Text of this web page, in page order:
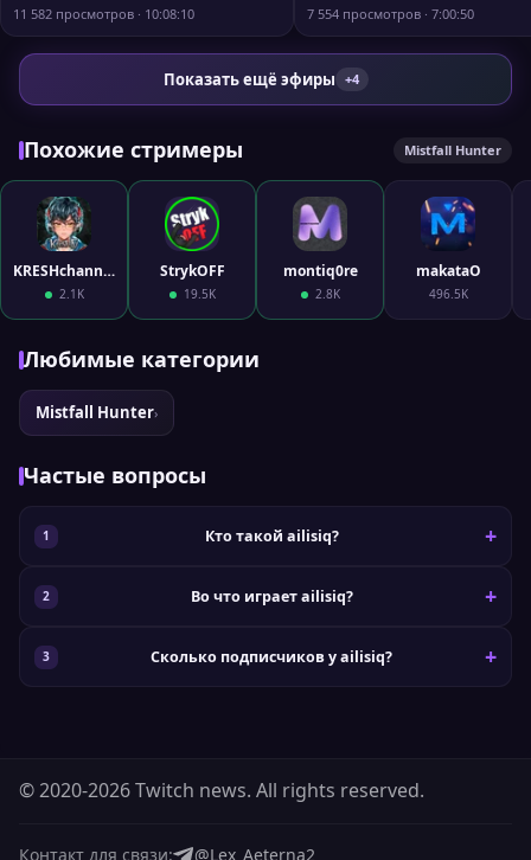
11 582 просмотров · 10:08:10 7 554 просмотров · 7:00:50
Показать ещё эфиры +4
Похожие стримеры Mistfall Hunter
KRESHchannel
2.1K
StrykOFF
19.5K
montiq0re
2.8K
makataO
496.5K
Любимые категории
Mistfall Hunter›
Частые вопросы
Кто такой ailisiq?
Во что играет ailisiq?
Сколько подписчиков у ailisiq?
© 2020-2026 Twitch news. All rights reserved.
Контакт для связи: @Lex_Aeterna2